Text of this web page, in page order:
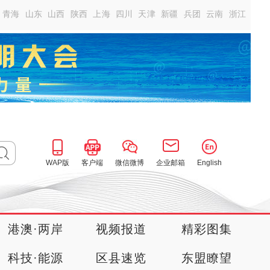
青海 山东 山西 陕西 上海 四川 天津 新疆 兵团 云南 浙江
WAP版 客户端 微信微博 企业邮箱 English
港澳·两岸 视频报道 精彩图集
科技·能源 区县速览 东盟瞭望